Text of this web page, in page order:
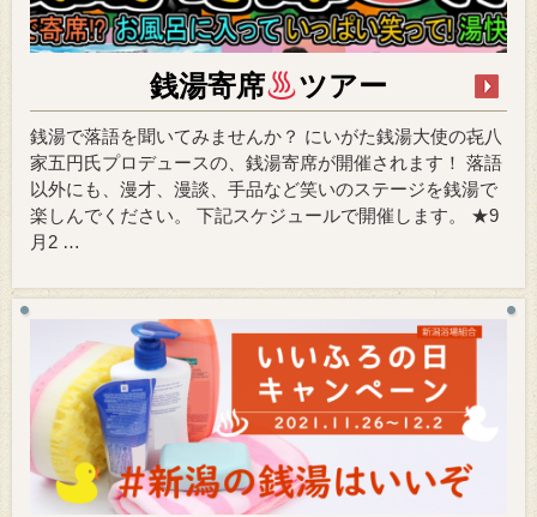
銭湯寄席 ツアー
銭湯で落語を聞いてみませんか？ にいがた銭湯大使の㐂八
家五円氏プロデュースの、銭湯寄席が開催されます！ 落語
以外にも、漫才、漫談、手品など笑いのステージを銭湯で
楽しんでください。 下記スケジュールで開催します。 ★9
月2 …